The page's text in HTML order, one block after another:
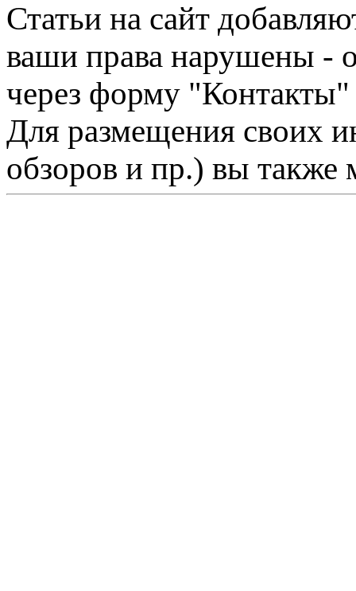
Статьи на сайт
ваши права нарушены -
через форму "Контакты"
Для размещения своих
обзоров и пр.) вы также